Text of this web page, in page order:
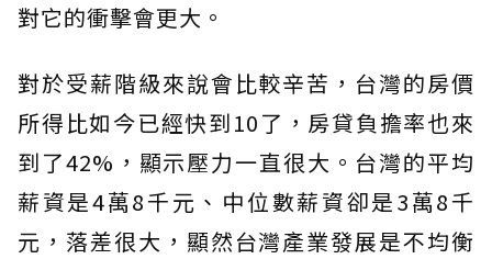
對它的衝擊會更大。
對於受薪階級來說會比較辛苦，台灣的房價
所得比如今已經快到10了，房貸負擔率也來
到了42%，顯示壓力一直很大。台灣的平均
薪資是4萬8千元、中位數薪資卻是3萬8千
元，落差很大，顯然台灣產業發展是不均衡